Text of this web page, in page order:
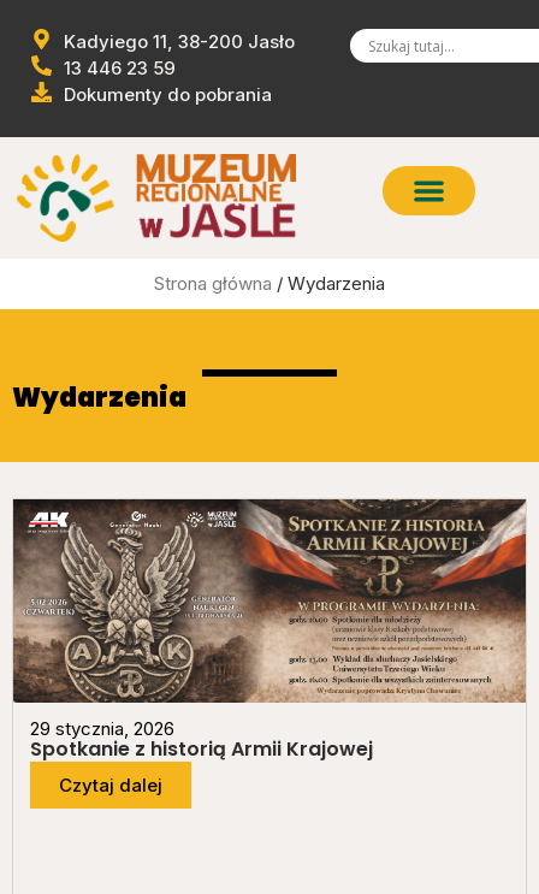
Kadyiego 11, 38-200 Jasło
13 446 23 59
Dokumenty do pobrania
Strona główna / Wydarzenia
Wydarzenia
29 stycznia, 2026
Spotkanie z historią Armii Krajowej
Czytaj dalej